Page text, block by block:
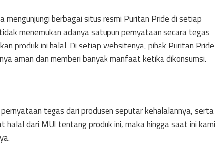
mengunjungi berbagai situs resmi Puritan Pride di setiap
menemukan adanya satupun pernyataan secara tegas
produk ini halal. Di setiap websitenya, pihak Puritan Pride
aman dan memberi banyak manfaat ketika dikonsumsi.
tegas dari produsen seputar kehalalannya, serta
halal dari MUI tentang produk ini, maka hingga saat ini kami